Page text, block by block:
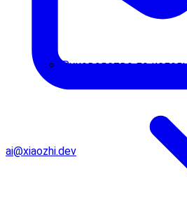
Руководство по
ai@xiaozhi.dev